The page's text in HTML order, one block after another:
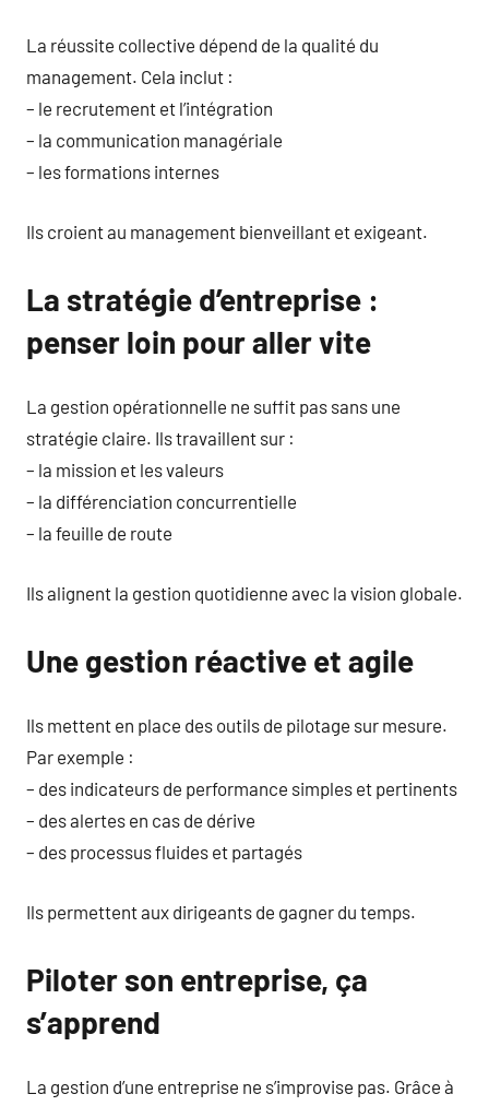
La réussite collective dépend de la qualité du
management. Cela inclut :
– le recrutement et l’intégration
– la communication managériale
– les formations internes
Ils croient au management bienveillant et exigeant.
La stratégie d’entreprise :
penser loin pour aller vite
La gestion opérationnelle ne suffit pas sans une
stratégie claire. Ils travaillent sur :
– la mission et les valeurs
– la différenciation concurrentielle
– la feuille de route
Ils alignent la gestion quotidienne avec la vision globale.
Une gestion réactive et agile
Ils mettent en place des outils de pilotage sur mesure.
Par exemple :
– des indicateurs de performance simples et pertinents
– des alertes en cas de dérive
– des processus fluides et partagés
Ils permettent aux dirigeants de gagner du temps.
Piloter son entreprise, ça
s’apprend
La gestion d’une entreprise ne s’improvise pas. Grâce à